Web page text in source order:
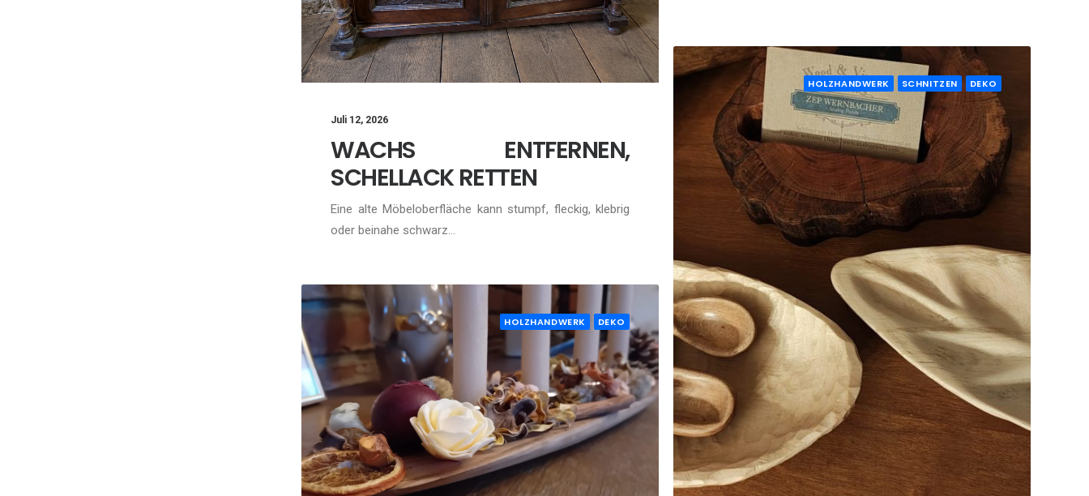
Juli 12, 2026
WACHS ENTFERNEN,
SCHELLACK RETTEN
Eine alte Möbeloberfläche kann stumpf, fleckig, klebrig
oder beinahe schwarz…
HOLZHANDWERK SCHNITZEN DEKO
HOLZHANDWERK DEKO